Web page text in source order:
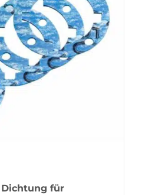
Dichtung für